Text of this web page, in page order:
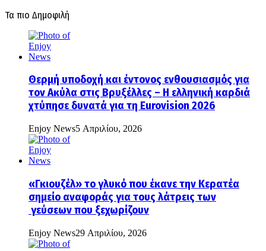
Τα πιο Δημοφιλή
Θερμή υποδοχή και έντονος ενθουσιασμός για
τον Ακύλα στις Βρυξέλλες – Η ελληνική καρδιά
χτύπησε δυνατά για τη Eurovision 2026
Enjoy News5 Απριλίου, 2026
«Γκιουζέλ» το γλυκό που έκανε την Κερατέα
σημείο αναφοράς για τους λάτρεις των
γεύσεων που ξεχωρίζουν
Enjoy News29 Απριλίου, 2026